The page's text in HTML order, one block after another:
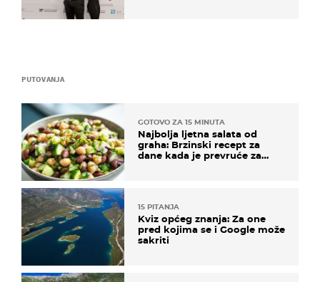
PUTOVANJA
GOTOVO ZA 15 MINUTA
Najbolja ljetna salata od
graha: Brzinski recept za
dane kada je prevruće za
15 PITANJA
Kviz općeg znanja: Za one
pred kojima se i Google može
sakriti